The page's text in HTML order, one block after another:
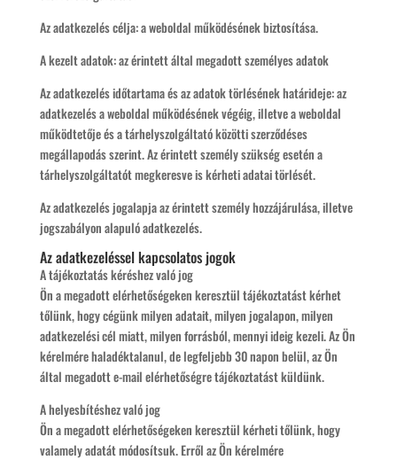
Az adatkezelés célja: a weboldal működésének biztosítása.
A kezelt adatok: az érintett által megadott személyes adatok
Az adatkezelés időtartama és az adatok törlésének határideje: az
adatkezelés a weboldal működésének végéig, illetve a weboldal
működtetője és a tárhelyszolgáltató közötti szerződéses
megállapodás szerint. Az érintett személy szükség esetén a
tárhelyszolgáltatót megkeresve is kérheti adatai törlését.
Az adatkezelés jogalapja az érintett személy hozzájárulása, illetve
jogszabályon alapuló adatkezelés.
Az adatkezeléssel kapcsolatos jogok
A tájékoztatás kéréshez való jog
Ön a megadott elérhetőségeken keresztül tájékoztatást kérhet
tőlünk, hogy cégünk milyen adatait, milyen jogalapon, milyen
adatkezelési cél miatt, milyen forrásból, mennyi ideig kezeli. Az Ön
kérelmére haladéktalanul, de legfeljebb 30 napon belül, az Ön
által megadott e-mail elérhetőségre tájékoztatást küldünk.
A helyesbítéshez való jog
Ön a megadott elérhetőségeken keresztül kérheti tőlünk, hogy
valamely adatát módosítsuk. Erről az Ön kérelmére